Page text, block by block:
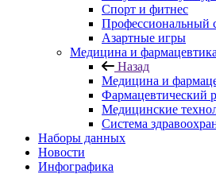
Спорт и фитнес
Профессиональный
Азартные игры
Медицина и фармацевтика
Назад
Медицина и
Фармацевтический
Медицинские
Система
Наборы данных
Новости
Инфографика